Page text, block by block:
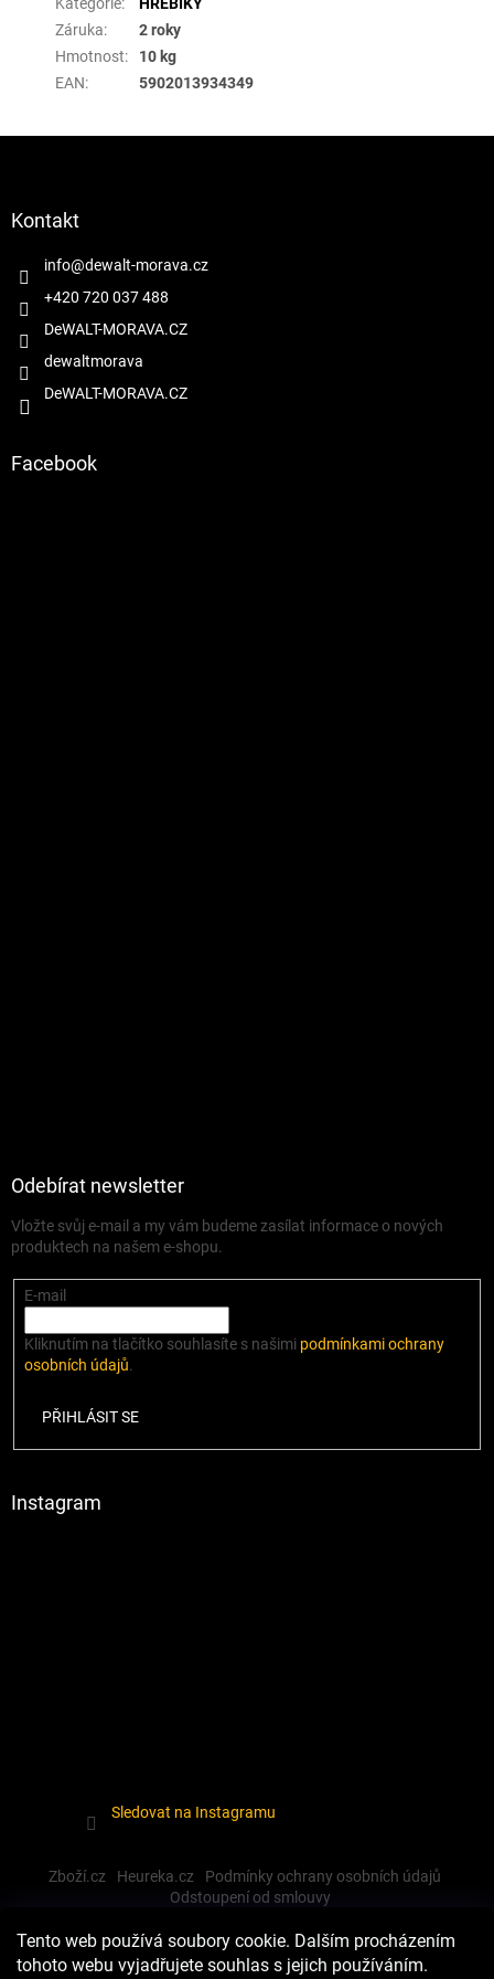
Tento web používá soubory cookie. Dalším procházením
tohoto webu vyjadřujete souhlas s jejich používáním.
Kategorie:
HŘEBÍKY
Záruka:
2 roky
Hmotnost:
10 kg
EAN: 5902013934349
Kontakt
info@dewalt-morava.cz
+420 720 037 488
DeWALT-MORAVA.CZ
dewaltmorava
DeWALT-MORAVA.CZ
Facebook
Odebírat newsletter
Vložte svůj e-mail a my vám budeme zasílat informace o nových
produktech na našem e-shopu.
E-mail
Kliknutím na tlačítko souhlasíte s našimi podmínkami ochrany
osobních údajů.
PŘIHLÁSIT SE
Instagram
Sledovat na Instagramu
Zboží.cz Heureka.cz
Podmínky ochrany osobních údajů
Odstoupení od smlouvy